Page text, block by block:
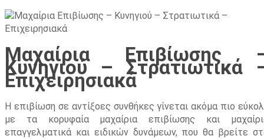
Μαχαίρια Επιβίωσης
Κυνηγιού – Στρατιωτικά
Επιχειρησιακά
Η επιβίωση σε αντίξοες συνθήκες γίνεται ακόμα πιο
με τα κορυφαία μαχαίρια επιβίωσης και
επαγγελματικά και ειδικών δυνάμεων, που θα βρείτε